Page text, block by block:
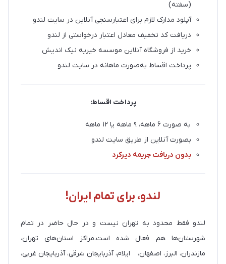
(سفته)
آپلود مدارک لازم برای اعتبارسنجی آنلاین در سایت لندو
دریافت کد تخفیف معادل اعتبار درخواستی از لندو
خرید از فروشگاه آنلاین موسسه خیریه نیک اندیش
پرداخت اقساط به‌صورت ماهانه در سایت لندو
پرداخت اقساط:
به صورت ۶ ماهه، ۹ ماهه یا ۱۲ ماهه
بصورت آنلاین از طریق سایت لندو
بدون دریافت جریمه دیرکرد
لندو، برای تمام ایران!
لندو فقط محدود به تهران نیست و در حال حاضر در تمام
شهرستان‌ها هم فعال شده است.مراکز استان‌های تهران،
مازندران، البرز، اصفهان، ایلام، آذربایجان شرقی، آذربایجان غربی،